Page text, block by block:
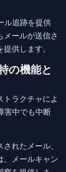
ル追跡を提供
メールが送信さ
供します。
の機能と
トラクチャによ
害中でも中断
れたメール、
、メールキャン